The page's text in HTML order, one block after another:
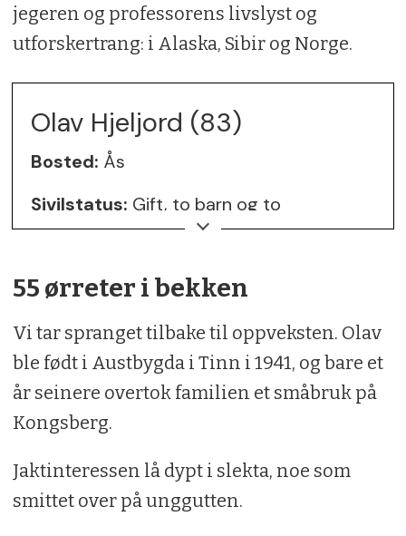
jegeren og professorens livslyst og
utforskertrang: i Alaska, Sibir og Norge.
Olav Hjeljord (83)
Bosted: Ås
Sivilstatus: Gift, to barn og to
barnebarn
Bakgrunn/yrke:
Viltbiolog, professor
emeritus, NMBU
Lidenskap: Ivrig samler av gammel
jaktlitteratur
Boka jeg aldri glemmer:
Lytter til:God visesang, merker
55 ørreter i bekken
Vi tar spranget tilbake til oppveksten. Olav
ble født i Austbygda i Tinn i 1941, og bare et
år seinere overtok familien et småbruk på
Kongsberg.
Jaktinteressen lå dypt i slekta, noe som
smittet over på unggutten.